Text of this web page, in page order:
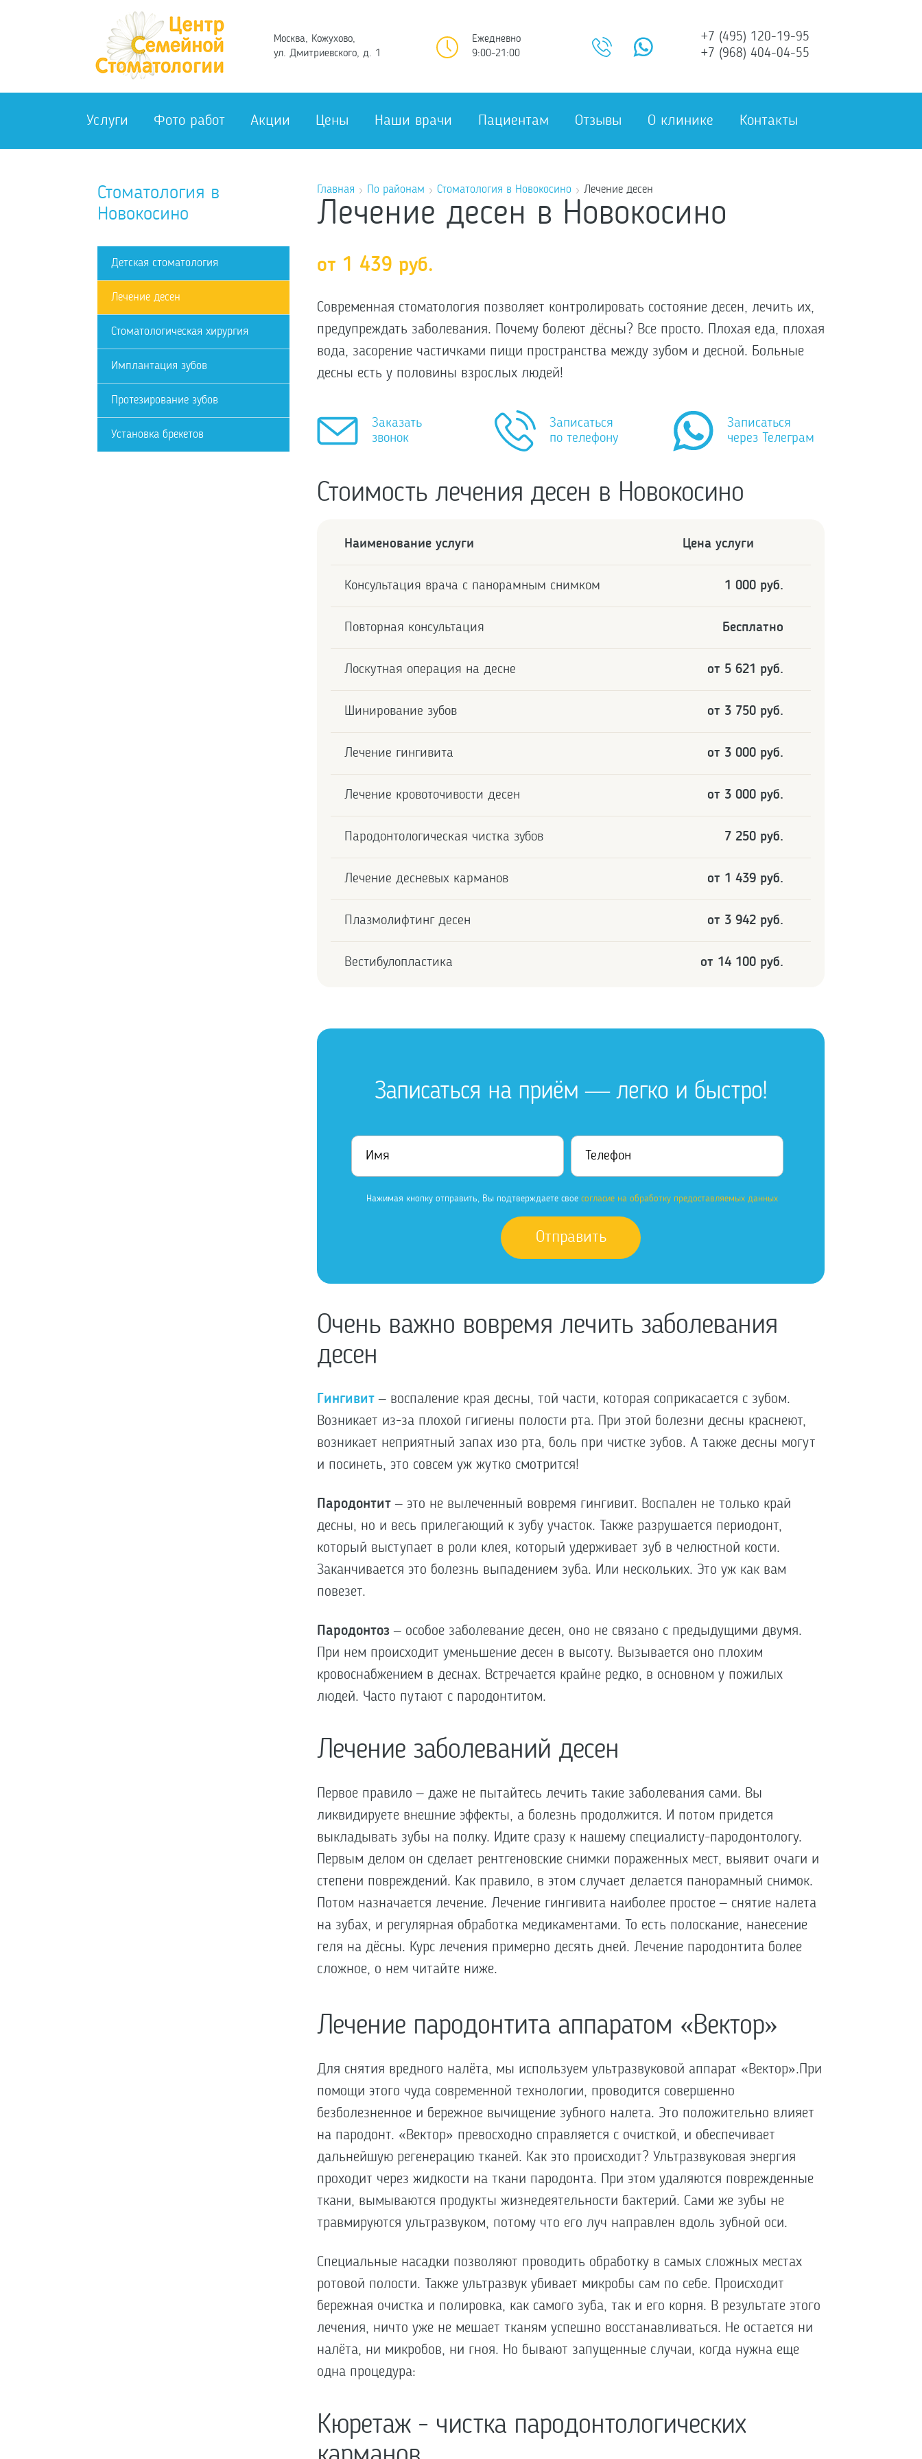
Москва, Кожухово,
ул. Дмитриевского, д. 1
Ежедневно
9:00-21:00
+7 (495) 120-19-95
+7 (968) 404-04-55
Услуги Фото работ Акции Цены Наши врачи Пациентам Отзывы О клинике Контакты
Стоматология в
Новокосино
Детская стоматология
Лечение десен
Стоматологическая хирургия
Имплантация зубов
Протезирование зубов
Установка брекетов
Главная По районам Стоматология в Новокосино Лечение десен
Лечение десен в Новокосино
от 1 439 руб.
Современная стоматология позволяет контролировать состояние десен, лечить их,
предупреждать заболевания. Почему болеют дёсны? Все просто. Плохая еда, плохая
вода, засорение частичками пищи пространства между зубом и десной. Больные
десны есть у половины взрослых людей!
Заказать
звонок
Записаться
по телефону
Записаться
через Телеграм
Стоимость лечения десен в Новокосино
Наименование услуги Цена услуги
Консультация врача с панорамным снимком 1 000 руб.
Повторная консультация Бесплатно
Лоскутная операция на десне от 5 621 руб.
Шинирование зубов от 3 750 руб.
Лечение гингивита от 3 000 руб.
Лечение кровоточивости десен от 3 000 руб.
Пародонтологическая чистка зубов 7 250 руб.
Лечение десневых карманов от 1 439 руб.
Плазмолифтинг десен от 3 942 руб.
Вестибулопластика от 14 100 руб.
Записаться на приём — легко и быстро!
Нажимая кнопку отправить, Вы подтверждаете свое согласие на обработку предоставляемых данных
Очень важно вовремя лечить заболевания
десен
Гингивит – воспаление края десны, той части, которая соприкасается с зубом.
Возникает из-за плохой гигиены полости рта. При этой болезни десны краснеют,
возникает неприятный запах изо рта, боль при чистке зубов. А также десны могут
и посинеть, это совсем уж жутко смотрится!
Пародонтит – это не вылеченный вовремя гингивит. Воспален не только край
десны, но и весь прилегающий к зубу участок. Также разрушается периодонт,
который выступает в роли клея, который удерживает зуб в челюстной кости.
Заканчивается это болезнь выпадением зуба. Или нескольких. Это уж как вам
повезет.
Пародонтоз – особое заболевание десен, оно не связано с предыдущими двумя.
При нем происходит уменьшение десен в высоту. Вызывается оно плохим
кровоснабжением в деснах. Встречается крайне редко, в основном у пожилых
людей. Часто путают с пародонтитом.
Лечение заболеваний десен
Первое правило – даже не пытайтесь лечить такие заболевания сами. Вы
ликвидируете внешние эффекты, а болезнь продолжится. И потом придется
выкладывать зубы на полку. Идите сразу к нашему специалисту-пародонтологу.
Первым делом он сделает рентгеновские снимки пораженных мест, выявит очаги и
степени повреждений. Как правило, в этом случает делается панорамный снимок.
Потом назначается лечение. Лечение гингивита наиболее простое – снятие налета
на зубах, и регулярная обработка медикаментами. То есть полоскание, нанесение
геля на дёсны. Курс лечения примерно десять дней. Лечение пародонтита более
сложное, о нем читайте ниже.
Лечение пародонтита аппаратом «Вектор»
Для снятия вредного налёта, мы используем ультразвуковой аппарат «Вектор».При
помощи этого чуда современной технологии, проводится совершенно
безболезненное и бережное вычищение зубного налета. Это положительно влияет
на пародонт. «Вектор» превосходно справляется с очисткой, и обеспечивает
дальнейшую регенерацию тканей. Как это происходит? Ультразвуковая энергия
проходит через жидкости на ткани пародонта. При этом удаляются поврежденные
ткани, вымываются продукты жизнедеятельности бактерий. Сами же зубы не
травмируются ультразвуком, потому что его луч направлен вдоль зубной оси.
Специальные насадки позволяют проводить обработку в самых сложных местах
ротовой полости. Также ультразвук убивает микробы сам по себе. Происходит
бережная очистка и полировка, как самого зуба, так и его корня. В результате этого
лечения, ничто уже не мешает тканям успешно восстанавливаться. Не остается ни
налёта, ни микробов, ни гноя. Но бывают запущенные случаи, когда нужна еще
одна процедура:
Кюретаж - чистка пародонтологических